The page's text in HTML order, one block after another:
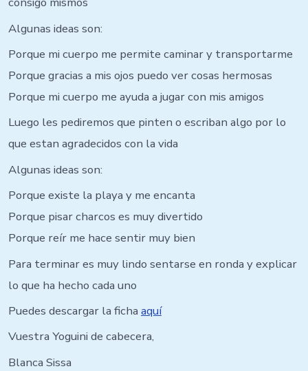
Algunas ideas son:
Porque mi cuerpo me permite caminar y transportarme
Porque gracias a mis ojos puedo ver cosas hermosas
Porque mi cuerpo me ayuda a jugar con mis amigos
Luego les pediremos que pinten o escriban algo por lo
que estan agradecidos con la vida
Algunas ideas son:
Porque existe la playa y me encanta
Porque pisar charcos es muy divertido
Porque reír me hace sentir muy bien
Para terminar es muy lindo sentarse en ronda y explicar
lo que ha hecho cada uno
Puedes descargar la ficha aquí
Vuestra Yoguini de cabecera,
Blanca Sissa